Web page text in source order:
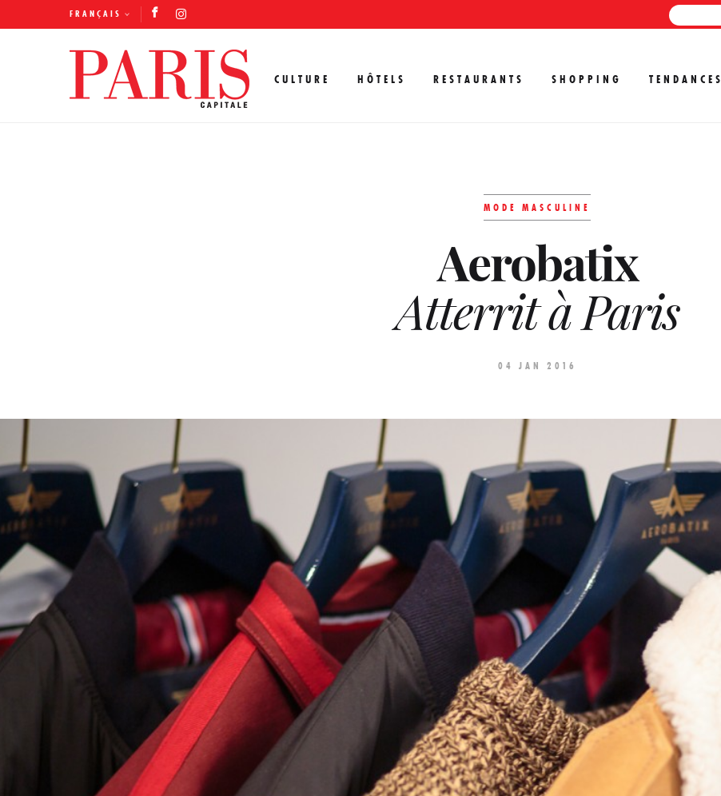
FRANÇAIS
CULTURE HÔTELS RESTAURANTS SHOPPING TENDANCES
MODE MASCULINE
Aerobatix
Atterrit à Paris
04 JAN 2016